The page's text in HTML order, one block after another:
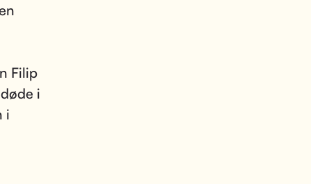
Filip
i
i